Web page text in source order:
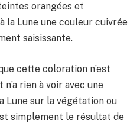
orangées et
la Lune une couleur cuivrée
saisissante.
cette coloration n’est
n’a rien à voir avec une
Lune sur la végétation ou
simplement le résultat de